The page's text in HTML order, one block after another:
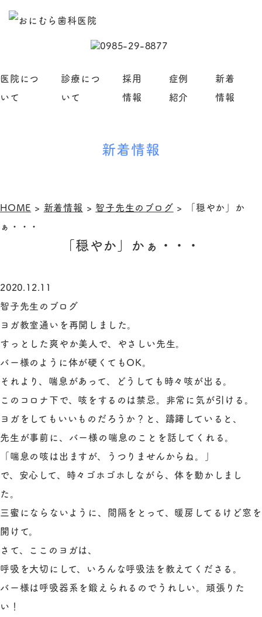
医院につ
いて
診療につ
いて
採用
情報
症例
紹介
新着
情報
新着情報
HOME > 新着情報 > 智子先生のブログ >
「穏やか」か
ぁ・・・
「穏やか」かぁ・・・
2020.12.11
智子先生のブログ
ヨガ教室通いを再開しました。
すっとした爽やか美人で、やさしい先生。
バー様のように体が硬くてもOK。
それより、喘息があって、どうしても時々咳が出る。
このコロナ下で、咳をするのは禁忌。非常に気が引ける。
ヨガをしてもいいものだろうか？と、躊躇していると、
先生が事前に、バー様の喘息のことを話してくれる。
「喘息の咳は出ますが、うつりませんからね。」
で、安心して、時々ゴホゴホしながら、体を動かしまし
た。
三蜜にならないように、間隔をとって、暖房してるけど窓を
開けて。
さて、ここのヨガは、
呼吸を大切にして、いろんな呼吸法を教えてくださる。
バー様は呼吸器系を鍛えられるのでうれしい。頑張りた
い！